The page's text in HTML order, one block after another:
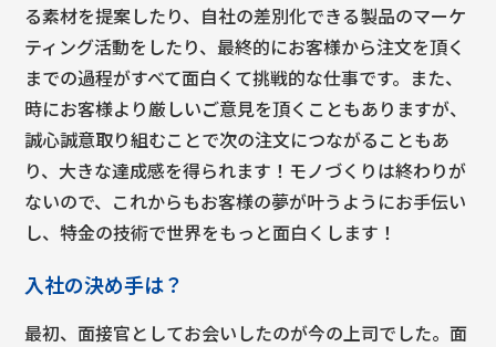
る素材を提案したり、自社の差別化できる製品のマーケ
ティング活動をしたり、最終的にお客様から注文を頂く
までの過程がすべて面白くて挑戦的な仕事です。また、
時にお客様より厳しいご意見を頂くこともありますが、
誠心誠意取り組むことで次の注文につながることもあ
り、大きな達成感を得られます！ モノづくりは終わりが
ないので、これからもお客様の夢が叶うようにお手伝い
し、特金の技術で世界をもっと面白くします！
入社の決め手は？
最初、面接官としてお会いしたのが今の上司でした。面